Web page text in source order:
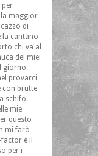
per
maggior
di
la cantano
chi va al
dei miei
giorno.
provarci
con brutte
schifo.
mie
questo
mi farò
è il
per i